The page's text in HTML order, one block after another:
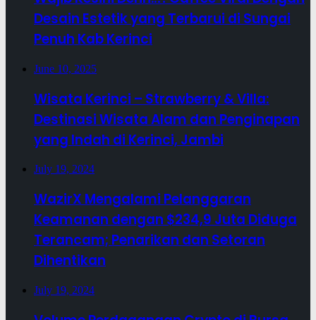
Desain Estetik yang Terbarui di Sungai
Penuh Kab Kerinci
June 10, 2025
Wisata Kerinci – Strawberry & Villa:
Destinasi Wisata Alam dan Penginapan
yang Indah di Kerinci, Jambi
July 19, 2024
WazirX Mengalami Pelanggaran
Keamanan dengan $234,9 Juta Diduga
Terancam; Penarikan dan Setoran
Dihentikan
July 19, 2024